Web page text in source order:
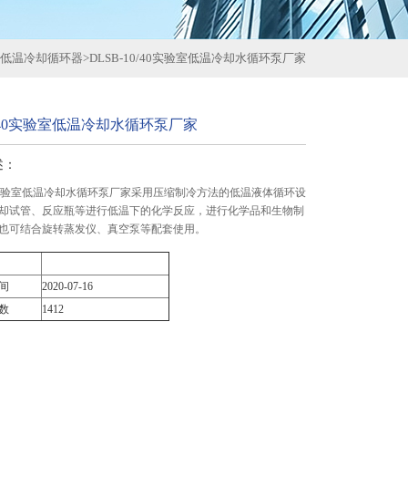
温冷却循环器>DLSB-10/40实验室低温冷却水循环泵厂家
实验室低温冷却水循环泵厂家
室低温冷却水循环泵厂家采用压缩制冷方法的低温液体循环设
试管、反应瓶等进行低温下的化学反应，进行化学品和生物制
可结合旋转蒸发仪、真空泵等配套使用。
2020-07-16
1412